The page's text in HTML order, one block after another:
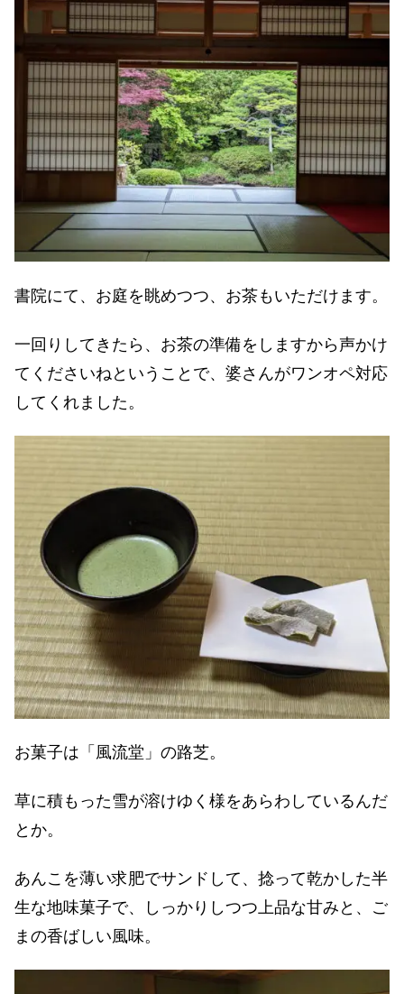
書院にて、お庭を眺めつつ、お茶もいただけます。
一回りしてきたら、お茶の準備をしますから声かけ
てくださいねということで、婆さんがワンオペ対応
してくれました。
お菓子は「風流堂」の路芝。
草に積もった雪が溶けゆく様をあらわしているんだ
とか。
あんこを薄い求肥でサンドして、捻って乾かした半
生な地味菓子で、しっかりしつつ上品な甘みと、ご
まの香ばしい風味。